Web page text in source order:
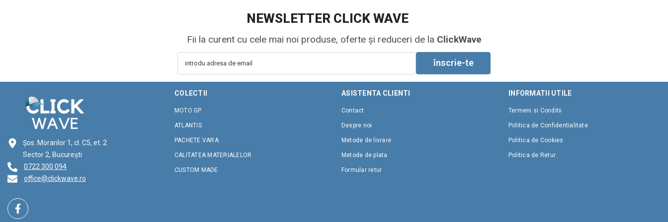
NEWSLETTER CLICK WAVE
Fii la curent cu cele mai noi produse, oferte și reduceri de la ClickWave
introdu adresa de email înscrie-te
Șos. Morarilor 1, cl. C5, et. 2
Sector 2, București
0722 300 094
office@clickwave.ro
COLECTII
MOTO GP
ATLANTIS
PACHETE VARA
CALITATEA MATERIALELOR
CUSTOM MADE
ASISTENTA CLIENTI
Contact
Despre noi
Metode de livrare
Metode de plata
Formular retur
INFORMATII UTILE
Termeni si Conditii
Politica de Confidentialitate
Politica de Cookies
Politica de Retur